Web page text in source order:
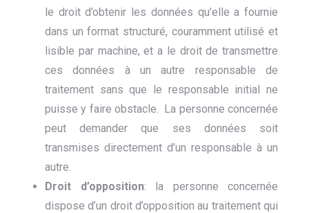
le droit d’obtenir les données qu’elle a fournie
dans un format structuré, couramment utilisé et
lisible par machine, et a le droit de transmettre
ces données à un autre responsable de
traitement sans que le responsable initial ne
puisse y faire obstacle. La personne concernée
peut demander que ses données soit
transmises directement d’un responsable à un
autre.
Droit d’opposition: la personne concernée
dispose d’un droit d’opposition au traitement qui